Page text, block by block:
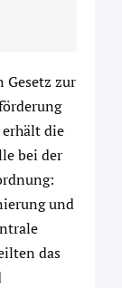
Gesetz zur
die
bei der
und
das